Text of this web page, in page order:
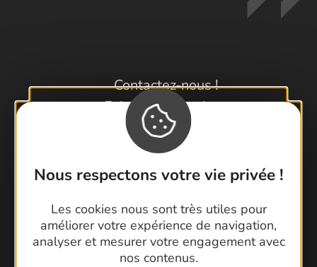
Nous respectons votre vie privée !
Les cookies nous sont très utiles pour
améliorer votre expérience de navigation,
analyser et mesurer votre engagement avec
nos contenus.
Contactez-nous !
Foire aux questions
Brochures
Cartoguides et Topoguides
Latitude Gard